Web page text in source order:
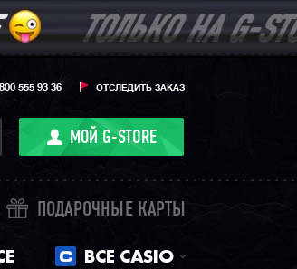
ОТСЛЕДИТЬ ЗАКАЗ
555 93 36
МОЙ G-STORE
ПОДАРОЧНЫЕ КАРТЫ
ВСЕ CASIO